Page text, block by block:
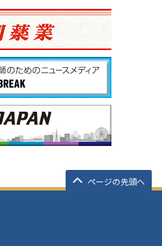
ページの先頭へ